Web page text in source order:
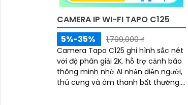
CAMERA IP WI-FI TAPO C125
5%-35%
1,799,000 ₫
Camera Tapo C125 ghi hình sắc nét
với độ phân giải 2K. hỗ trợ cảnh báo
thông minh nhờ AI nhận diện người,
thú cưng và âm thanh bất thường.